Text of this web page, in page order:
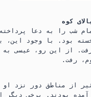
کوه
بود.‏ با وجود این،‏
از این رو،‏ عیسی به
رفت.‏
از مناطق دور نزد
آمده بودند.‏ برخی دیگر